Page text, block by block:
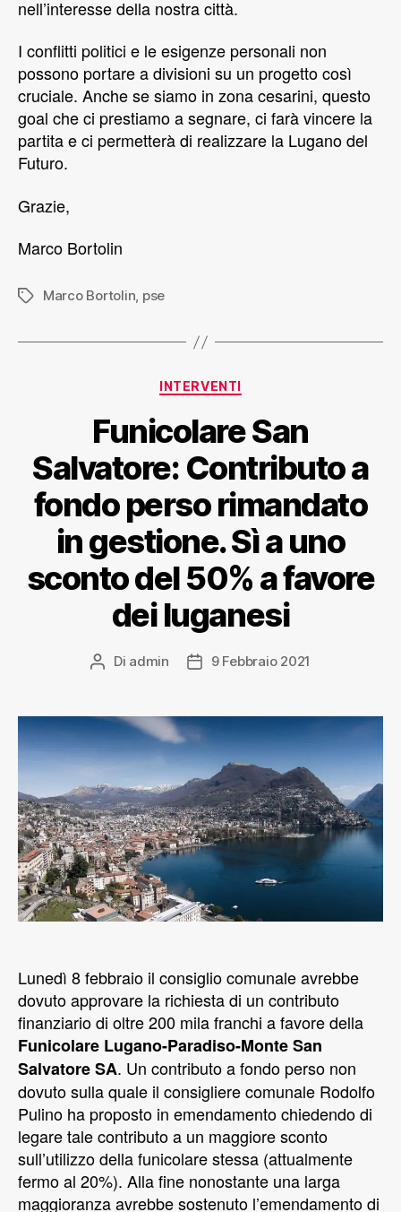
nell’interesse della nostra città.
I conflitti politici e le esigenze personali non
possono portare a divisioni su un progetto così
cruciale. Anche se siamo in zona cesarini, questo
goal che ci prestiamo a segnare, ci farà vincere la
partita e ci permetterà di realizzare la Lugano del
Futuro.
Grazie,
Marco Bortolin
Marco Bortolin, pse
INTERVENTI
Funicolare San
Salvatore: Contributo a
fondo perso rimandato
in gestione. Sì a uno
sconto del 50% a favore
dei luganesi
Di admin 9 Febbraio 2021
Lunedì 8 febbraio il consiglio comunale avrebbe
dovuto approvare la richiesta di un contributo
finanziario di oltre 200 mila franchi a favore della
Funicolare Lugano-Paradiso-Monte San
Salvatore SA. Un contributo a fondo perso non
dovuto sulla quale il consigliere comunale Rodolfo
Pulino ha proposto in emendamento chiedendo di
legare tale contributo a un maggiore sconto
sull’utilizzo della funicolare stessa (attualmente
fermo al 20%). Alla fine nonostante una larga
maggioranza avrebbe sostenuto l’emendamento di